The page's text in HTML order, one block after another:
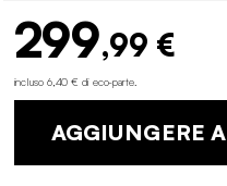
299,99 €
incluso 6,40 € di eco-parte.
AGGIUNGERE